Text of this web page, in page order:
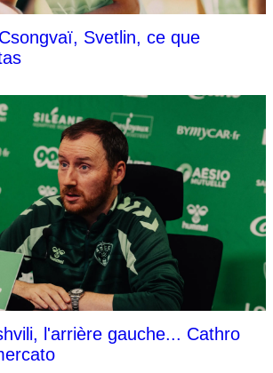
Svetlin, ce que
l'arrière gauche... Cathro